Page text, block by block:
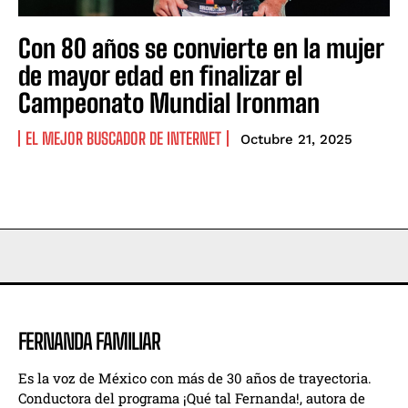
Muere Sonny Rollins, el Coloso del jazz que convirtió
la improvisación en leyenda
Descubren al Nagatitán, el dinosaurio gigante que
pesaba como nueve elefantes
Company
Muere Sonny Rollins, el Coloso del jazz que convirtió
la improvisación en leyenda
Descubren al Nagatitán, el dinosaurio gigante que
pesaba como nueve elefantes
Company
Con 80 años se convierte en la mujer
de mayor edad en finalizar el
Campeonato Mundial Ironman
EL MEJOR BUSCADOR DE INTERNET Octubre 21, 2025
FERNANDA FAMILIAR
Es la voz de México con más de 30 años de trayectoria.
Conductora del programa ¡Qué tal Fernanda!, autora de